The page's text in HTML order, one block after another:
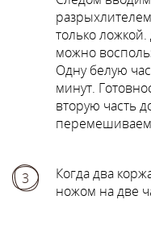
только
можно
Одну белую
минут.
вторую часть
3
Когда два
ножом на две